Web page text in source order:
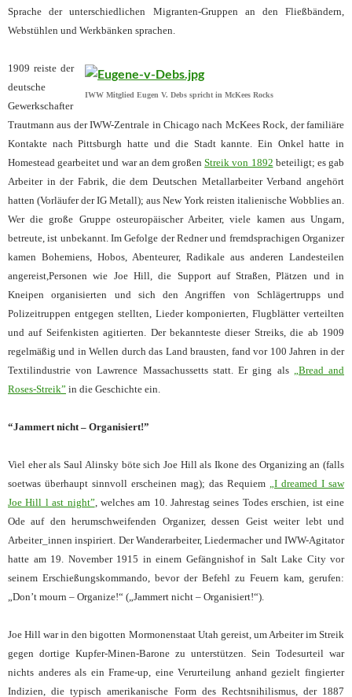
Sprache der unterschiedlichen Migranten-Gruppen an den Fließbändern,
Webstühlen und Werkbänken sprachen.
IWW Mitglied Eugen V. Debs spricht in McKees Rocks
1909 reiste der
deutsche
Gewerkschafter
Trautmann aus der IWW-Zentrale in Chicago nach McKees Rock, der familiäre
Kontakte nach Pittsburgh hatte und die Stadt kannte. Ein Onkel hatte in
Homestead gearbeitet und war an dem großenStreik von 1892 beteiligt; es gab
Arbeiter in der Fabrik, die dem Deutschen Metallarbeiter Verband angehört
hatten (Vorläufer der IG Metall); aus New York reisten italienische Wobblies an.
Wer die große Gruppe osteuropäischer Arbeiter, viele kamen aus Ungarn,
betreute, ist unbekannt. Im Gefolge der Redner und fremdsprachigen Organizer
kamen Bohemiens, Hobos, Abenteurer, Radikale aus anderen Landesteilen
angereist,Personen wie Joe Hill, die Support auf Straßen, Plätzen und in
Kneipen organisierten und sich den Angriffen von Schlägertrupps und
Polizeitruppen entgegen stellten, Lieder komponierten, Flugblätter verteilten
und auf Seifenkisten agitierten. Der bekannteste dieser Streiks, die ab 1909
regelmäßig und in Wellen durch das Land brausten, fand vor 100 Jahren in der
Textilindustrie von Lawrence Massachussetts statt. Er ging als „Bread and
Roses-Streik” in die Geschichte ein.
“Jammert nicht – Organisiert!”
Viel eher als Saul Alinsky böte sich Joe Hill als Ikone des Organizing an (falls
soetwas überhaupt sinnvoll erscheinen mag); das Requiem „I dreamed I saw
Joe Hill l ast night”, welches am 10. Jahrestag seines Todes erschien, ist eine
Ode auf den herumschweifenden Organizer, dessen Geist weiter lebt und
Arbeiter_innen inspiriert. Der Wanderarbeiter, Liedermacher und IWW-Agitator
hatte am 19. November 1915 in einem Gefängnishof in Salt Lake City vor
seinem Erschießungskommando, bevor der Befehl zu Feuern kam, gerufen:
„Don’t mourn – Organize!“ („Jammert nicht – Organisiert!“).
Joe Hill war in den bigotten Mormonenstaat Utah gereist, um Arbeiter im Streik
gegen dortige Kupfer-Minen-Barone zu unterstützen. Sein Todesurteil war
nichts anderes als ein Frame-up, eine Verurteilung anhand gezielt fingierter
Indizien, die typisch amerikanische Form des Rechtsnihilismus, der 1887